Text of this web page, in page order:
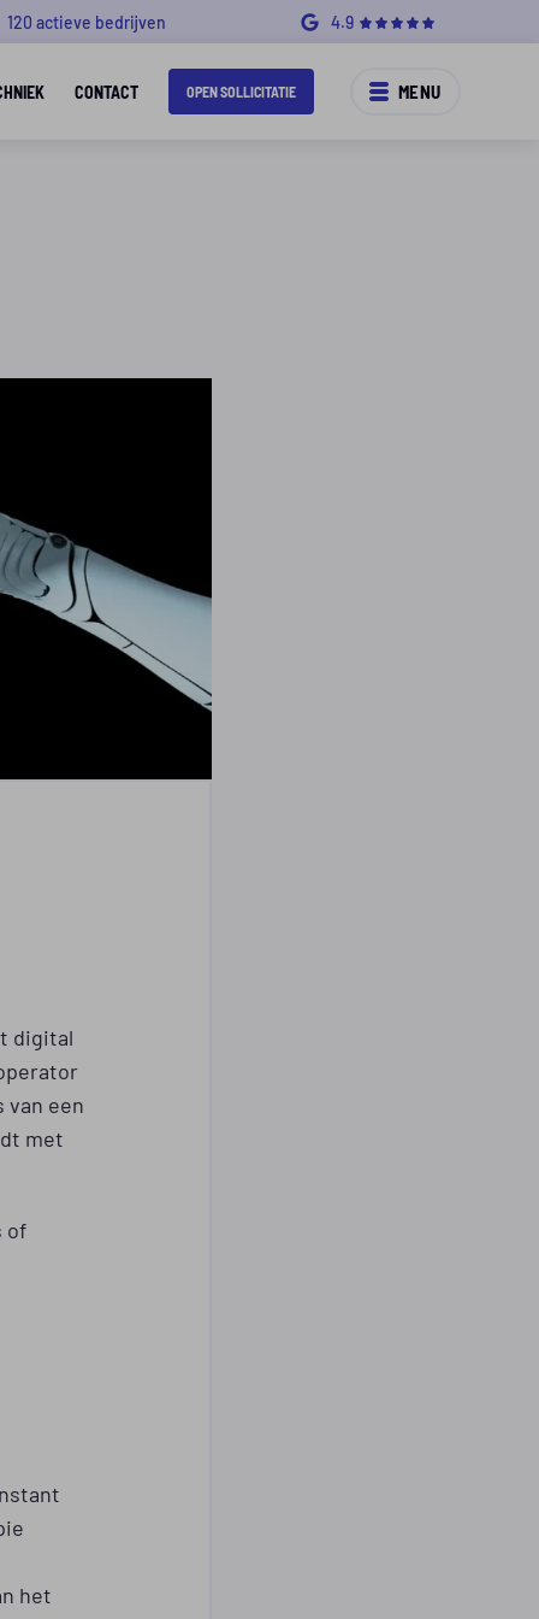
120 actieve bedrijven 4.9
CONTACT OPEN SOLLICITATIE MENU
digital
een
met
of
het